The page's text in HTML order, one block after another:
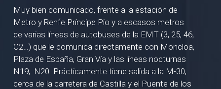
Muy bien comunicado, frente a la estación de
Metro y Renfe Príncipe Pio y a escasos metros
de varias líneas de autobuses de la EMT (3, 25, 46,
C2…) que le comunica directamente con Moncloa,
Plaza de España, Gran Vía y las líneas nocturnas
N19, N20. Prácticamente tiene salida a la M-30,
cerca de la carretera de Castilla y el Puente de los